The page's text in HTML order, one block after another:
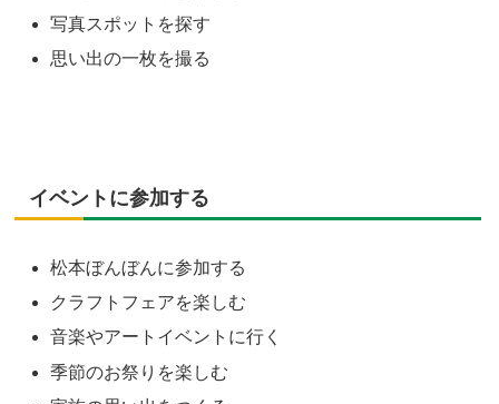
写真スポットを探す
思い出の一枚を撮る
イベントに参加する
松本ぼんぼんに参加する
クラフトフェアを楽しむ
音楽やアートイベントに行く
季節のお祭りを楽しむ